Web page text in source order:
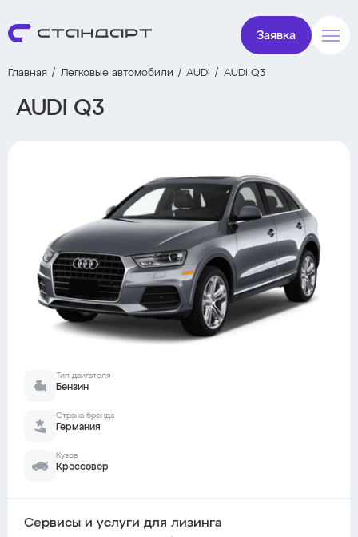
Заявка
Главная Легковые автомобили AUDI AUDI Q3
AUDI Q3
Тип двигателя
Бензин
Страна бренда
Германия
Кузов
Кроссовер
Сервисы и услуги для лизинга